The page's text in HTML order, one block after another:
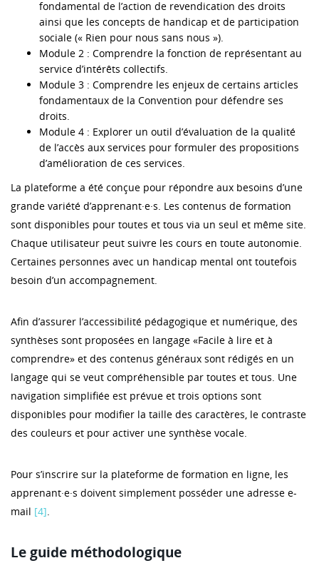
fondamental de l’action de revendication des droits
ainsi que les concepts de handicap et de participation
sociale (« Rien pour nous sans nous »).
Module 2 : Comprendre la fonction de représentant au
service d’intérêts collectifs.
Module 3 : Comprendre les enjeux de certains articles
fondamentaux de la Convention pour défendre ses
droits.
Module 4 : Explorer un outil d’évaluation de la qualité
de l’accès aux services pour formuler des propositions
d’amélioration de ces services.
La plateforme a été conçue pour répondre aux besoins d’une
grande variété d’apprenant·e·s. Les contenus de formation
sont disponibles pour toutes et tous via un seul et même site.
Chaque utilisateur peut suivre les cours en toute autonomie.
Certaines personnes avec un handicap mental ont toutefois
besoin d’un accompagnement.
Afin d’assurer l’accessibilité pédagogique et numérique, des
synthèses sont proposées en langage «Facile à lire et à
comprendre» et des contenus généraux sont rédigés en un
langage qui se veut compréhensible par toutes et tous. Une
navigation simplifiée est prévue et trois options sont
disponibles pour modifier la taille des caractères, le contraste
des couleurs et pour activer une synthèse vocale.
Pour s’inscrire sur la plateforme de formation en ligne, les
apprenant·e·s doivent simplement posséder une adresse e-
mail [4].
Le guide méthodologique